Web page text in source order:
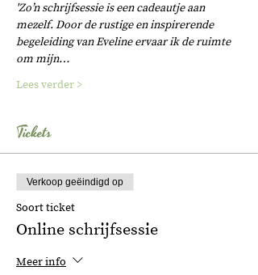
'Zo’n schrijfsessie is een cadeautje aan
mezelf. Door de rustige en inspirerende
begeleiding van Eveline ervaar ik de ruimte
om mijn…
Lees verder >
Tickets
Verkoop geëindigd op
Soort ticket
Online schrijfsessie
Meer info